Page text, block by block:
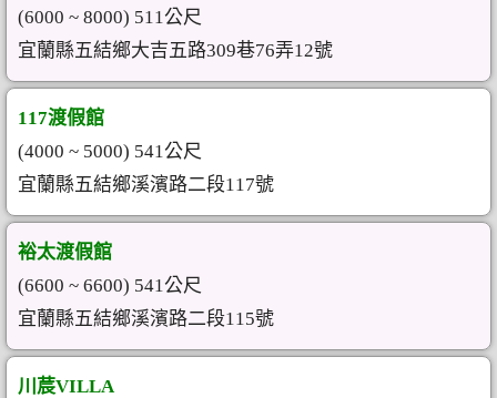
(6000 ~ 8000) 511公尺
宜蘭縣五結鄉大吉五路309巷76弄12號
117渡假館
(4000 ~ 5000) 541公尺
宜蘭縣五結鄉溪濱路二段117號
裕太渡假館
(6600 ~ 6600) 541公尺
宜蘭縣五結鄉溪濱路二段115號
川莀VILLA